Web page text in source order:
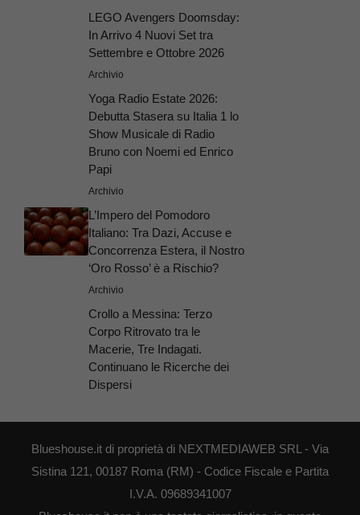
LEGO Avengers Doomsday:
In Arrivo 4 Nuovi Set tra
Settembre e Ottobre 2026
Archivio
Yoga Radio Estate 2026:
Debutta Stasera su Italia 1 lo
Show Musicale di Radio
Bruno con Noemi ed Enrico
Papi
Archivio
L’Impero del Pomodoro
Italiano: Tra Dazi, Accuse e
Concorrenza Estera, il Nostro
‘Oro Rosso’ è a Rischio?
Archivio
Crollo a Messina: Terzo
Corpo Ritrovato tra le
Macerie, Tre Indagati.
Continuano le Ricerche dei
Dispersi
Blueshouse.it di proprietà di NEXTMEDIAWEB SRL - Via
Sistina 121, 00187 Roma (RM) - Codice Fiscale e Partita
I.V.A. 09689341007